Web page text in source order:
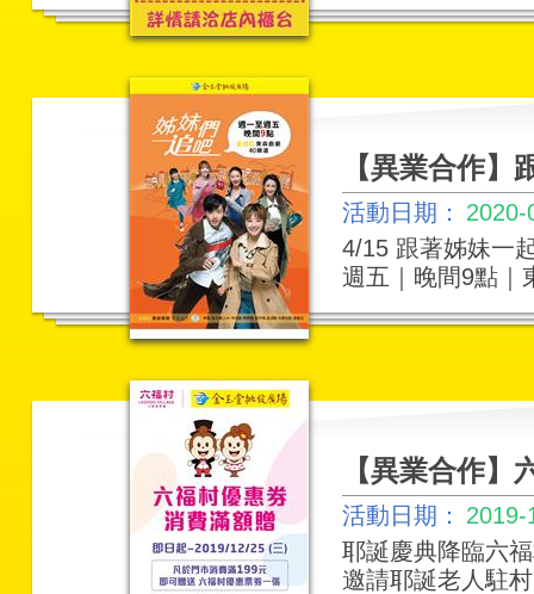
【異業合作】
活動日期：
2020-
4/15 跟著姊妹一
週五｜晚間9點｜
【異業合作】
活動日期：
2019-
耶誕慶典降臨六
邀請耶誕老人駐